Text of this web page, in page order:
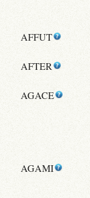
AFFUT
AFTER
AGACE
AGAMI